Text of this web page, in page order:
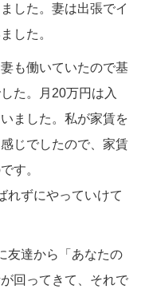
した。妻は出張でイ
した。
も働いていたので基
た。月20万円は入
ました。私が家賃を
じでしたので、家賃
す。
れずにやっていけて
友達から「あなたの
回ってきて、それで